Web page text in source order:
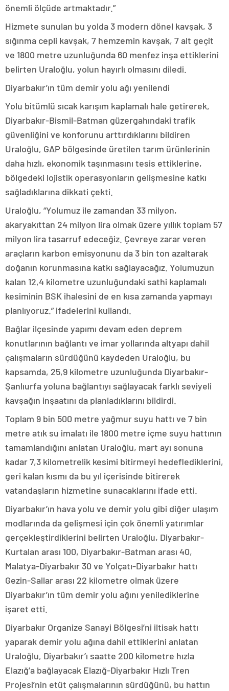
önemli ölçüde artmaktadır.”
Hizmete sunulan bu yolda 3 modern dönel kavşak, 3
sığınma cepli kavşak, 7 hemzemin kavşak, 7 alt geçit
ve 1800 metre uzunluğunda 60 menfez inşa ettiklerini
belirten Uraloğlu, yolun hayırlı olmasını diledi.
Diyarbakır’ın tüm demir yolu ağı yenilendi
Yolu bitümlü sıcak karışım kaplamalı hale getirerek,
Diyarbakır-Bismil-Batman güzergahındaki trafik
güvenliğini ve konforunu arttırdıklarını bildiren
Uraloğlu, GAP bölgesinde üretilen tarım ürünlerinin
daha hızlı, ekonomik taşınmasını tesis ettiklerine,
bölgedeki lojistik operasyonların gelişmesine katkı
sağladıklarına dikkati çekti.
Uraloğlu, “Yolumuz ile zamandan 33 milyon,
akaryakıttan 24 milyon lira olmak üzere yıllık toplam 57
milyon lira tasarruf edeceğiz. Çevreye zarar veren
araçların karbon emisyonunu da 3 bin ton azaltarak
doğanın korunmasına katkı sağlayacağız. Yolumuzun
kalan 12,4 kilometre uzunluğundaki sathi kaplamalı
kesiminin BSK ihalesini de en kısa zamanda yapmayı
planlıyoruz.” ifadelerini kullandı.
Bağlar ilçesinde yapımı devam eden deprem
konutlarının bağlantı ve imar yollarında altyapı dahil
çalışmaların sürdüğünü kaydeden Uraloğlu, bu
kapsamda, 25,9 kilometre uzunluğunda Diyarbakır-
Şanlıurfa yoluna bağlantıyı sağlayacak farklı seviyeli
kavşağın inşaatını da planladıklarını bildirdi.
Toplam 9 bin 500 metre yağmur suyu hattı ve 7 bin
metre atık su imalatı ile 1800 metre içme suyu hattının
tamamlandığını anlatan Uraloğlu, mart ayı sonuna
kadar 7,3 kilometrelik kesimi bitirmeyi hedeflediklerini,
geri kalan kısmı da bu yıl içerisinde bitirerek
vatandaşların hizmetine sunacaklarını ifade etti.
Diyarbakır’ın hava yolu ve demir yolu gibi diğer ulaşım
modlarında da gelişmesi için çok önemli yatırımlar
gerçekleştirdiklerini belirten Uraloğlu, Diyarbakır-
Kurtalan arası 100, Diyarbakır-Batman arası 40,
Malatya-Diyarbakır 30 ve Yolçatı-Diyarbakır hattı
Gezin-Sallar arası 22 kilometre olmak üzere
Diyarbakır’ın tüm demir yolu ağını yenilediklerine
işaret etti.
Diyarbakır Organize Sanayi Bölgesi’ni iltisak hattı
yaparak demir yolu ağına dahil ettiklerini anlatan
Uraloğlu, Diyarbakır’ı saatte 200 kilometre hızla
Elazığ’a bağlayacak Elazığ-Diyarbakır Hızlı Tren
Projesi’nin etüt çalışmalarının sürdüğünü, bu hattın